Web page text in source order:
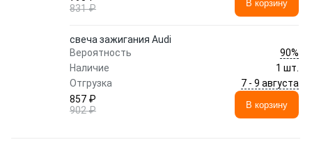
831 ₽
В корзину
свеча зажигания Audi
Вероятность
90%
Наличие
1 шт.
Отгрузка
7 - 9 августа
857 ₽
902 ₽
В корзину